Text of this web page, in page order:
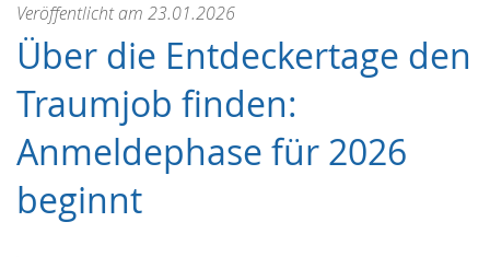
Veröffentlicht am 23.01.2026
Über die Entdeckertage den
Traumjob finden:
Anmeldephase für 2026
beginnt